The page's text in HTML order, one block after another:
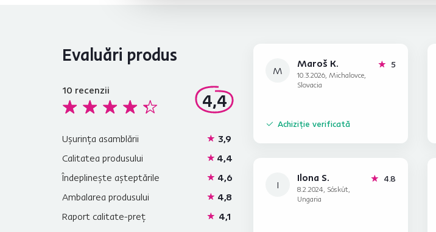
Evaluări produs
4,4
10 recenzii
Ușurința asamblării
3,9
Calitatea produsului
4,4
Îndeplinește așteptările
4,6
Ambalarea produsului
4,8
Raport calitate-preț
4,1
M
Maroš K.
10.3.2026, Michalovce,
Slovacia
5stele
Achiziție verificată
I
Ilona S.
8.2.2024, Sóskút,
Ungaria
4.8